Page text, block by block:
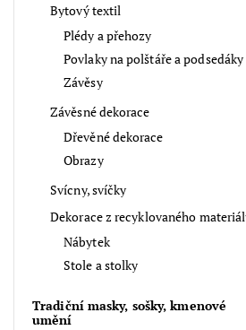
Bytový textil
Plédy a přehozy
Povlaky na polštáře a podsedáky
Závěsy
Závěsné dekorace
Dřevěné dekorace
Obrazy
Svícny, svíčky
Dekorace z recyklovaného
Nábytek
Stole a stolky
Tradiční masky, sošky, kmenové
umění